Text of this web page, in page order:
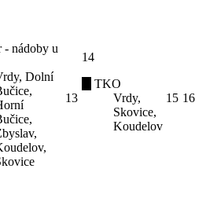
- nádoby u
Dolní
13
14
TKO
Vrdy,
Skovice,
Koudelov
15 16